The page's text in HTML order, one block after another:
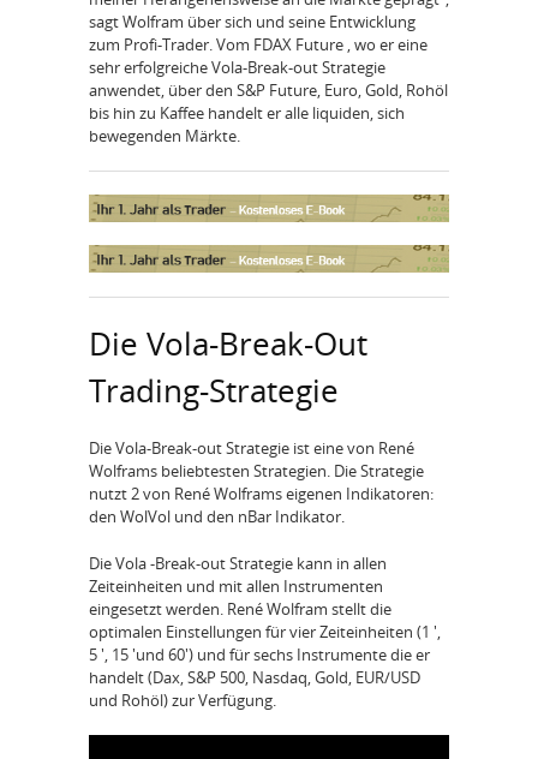
sagt Wolfram über sich und seine Entwicklung
zum Profi-Trader. Vom FDAX Future , wo er eine
sehr erfolgreiche Vola-Break-out Strategie
anwendet, über den S&P Future, Euro, Gold, Rohöl
bis hin zu Kaffee handelt er alle liquiden, sich
bewegenden Märkte.
Die Vola-Break-Out
Trading-Strategie
Die Vola-Break-out Strategie ist eine von René
Wolframs beliebtesten Strategien. Die Strategie
nutzt 2 von René Wolframs eigenen Indikatoren:
den WolVol und den nBar Indikator.
Die Vola -Break-out Strategie kann in allen
Zeiteinheiten und mit allen Instrumenten
eingesetzt werden. René Wolfram stellt die
optimalen Einstellungen für vier Zeiteinheiten (1 ',
5 ', 15 'und 60') und für sechs Instrumente die er
handelt (Dax, S&P 500, Nasdaq, Gold, EUR/USD
und Rohöl) zur Verfügung.